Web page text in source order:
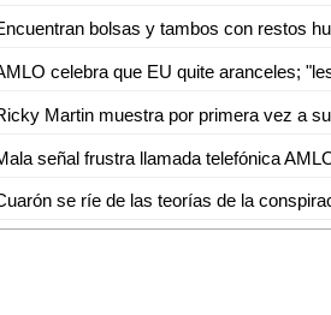
señal frustra llamada telefónica